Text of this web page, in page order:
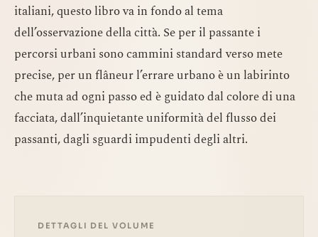
italiani, questo libro va in fondo al tema
dell’osservazione della città. Se per il passante i
percorsi urbani sono cammini standard verso mete
precise, per un flâneur l’errare urbano è un labirinto
che muta ad ogni passo ed è guidato dal colore di una
facciata, dall’inquietante uniformità del flusso dei
passanti, dagli sguardi impudenti degli altri.
DETTAGLI DEL VOLUME